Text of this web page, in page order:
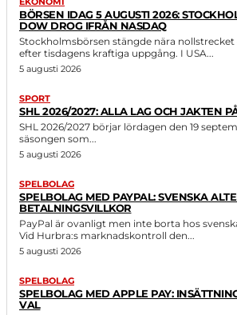
BÖRSEN IDAG 5 AUGUSTI 2026:
DOW DROG IFRÅN NASDAQ
Stockholmsbörsen stängde nära
efter tisdagens kraftiga uppgång. I USA...
5 augusti 2026
SPORT
SHL 2026/2027: ALLA LAG OCH JAKTEN
SHL 2026/2027 börjar lördagen den 19
säsongen som...
5 augusti 2026
SPELBOLAG
SPELBOLAG MED PAYPAL: SVENSKA
BETALNINGSVILLKOR
PayPal är ovanligt men inte borta hos
Vid Hurbra:s marknadskontroll den...
5 augusti 2026
SPELBOLAG
SPELBOLAG MED APPLE PAY:
VAL